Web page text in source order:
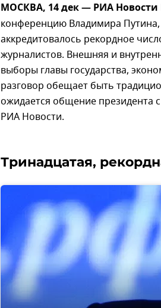
МОСКВА, 14 дек — РИА
конференцию Владимира Путина,
аккредитовалось рекордное
журналистов. Внешняя и
выборы главы государства,
разговор обещает быть
ожидается общение президента
РИА Новости.
Тринадцатая,